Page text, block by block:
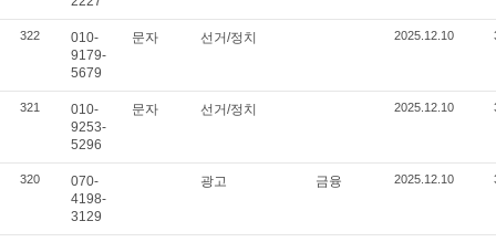
322
010-
9179-
5679
문자 선거/정치 2025.12.10
321
010-
9253-
5296
문자 선거/정치 2025.12.10
320
070-
4198-
3129
광고 금융 2025.12.10